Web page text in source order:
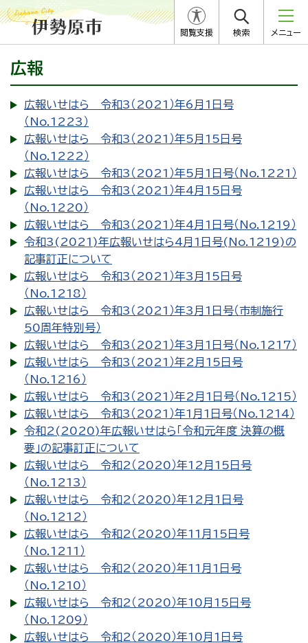
閲覧支援 検索 メニュー
広報
広報いせはら 令和3（2021）年6月1日号
（No.1223）
広報いせはら 令和3（2021）年5月15日号
（No.1222）
広報いせはら 令和3（2021）年5月1日号（No.1221）
広報いせはら 令和3（2021）年4月15日号
（No.1220）
広報いせはら 令和3（2021）年4月1日号（No.1219）
令和3(2021)年広報いせはら4月1日号(No.1219)の
記事訂正について
広報いせはら 令和3（2021）年3月15日号
（No.1218）
広報いせはら 令和3（2021）年3月1日号（市制施行
50周年特別号）
広報いせはら 令和3（2021）年3月1日号（No.1217）
広報いせはら 令和3（2021）年2月15日号
（No.1216）
広報いせはら 令和3（2021）年2月1日号（No.1215）
広報いせはら 令和3（2021）年1月1日号（No.1214）
令和2(2020)年広報いせはら「令和元年度 決算の概
要」の記事訂正について
広報いせはら 令和2（2020）年12月15日号
（No.1213）
広報いせはら 令和2（2020）年12月1日号
（No.1212）
広報いせはら 令和2（2020）年11月15日号
（No.1211）
広報いせはら 令和2（2020）年11月1日号
（No.1210）
広報いせはら 令和2（2020）年10月15日号
（No.1209）
広報いせはら 令和2（2020）年10月1日号